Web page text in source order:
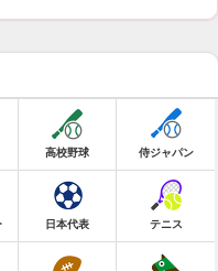
高校野球 侍ジャパン
日本代表 テニス